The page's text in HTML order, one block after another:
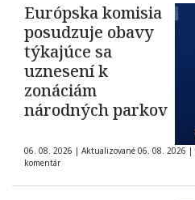
Európska komisia
posudzuje obavy
týkajúce sa
uznesení k
zonáciám
národných parkov
06. 08. 2026 | Aktualizované 06. 08. 2026 |
komentár